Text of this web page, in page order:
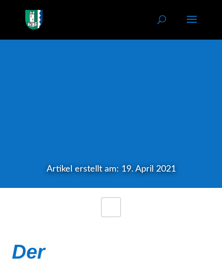
Artikel erstellt am: 19. April 2021
Der